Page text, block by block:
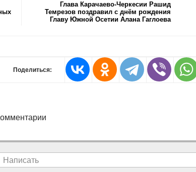
Глава Карачаево-Черкесии Рашид
Темрезов поздравил с днём рождения
Главу Южной Осетии Алана Гаглоева
Поделиться:
Написать